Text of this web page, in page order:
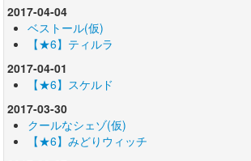
2017-04-04
ベストール(仮)
【★6】ティルラ
2017-04-01
【★6】スケルド
2017-03-30
クールなシェゾ(仮)
【★6】みどりウィッチ